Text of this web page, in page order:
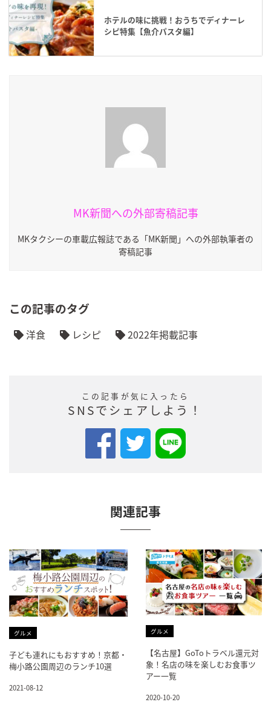
ホテルの味に挑戦！おうちでディナーレ
シピ特集【魚介パスタ編】
MK新聞への外部寄稿記事
MKタクシーの車載広報誌である「MK新聞」への外部執筆者の
寄稿記事
この記事のタグ
洋食 レシピ 2022年掲載記事
この記事が気に入ったら
SNSでシェアしよう！
関連記事
グルメ
子ども連れにもおすすめ！京都・
梅小路公園周辺のランチ10選
2021-08-12
グルメ
【名古屋】GoToトラベル還元対
象！名店の味を楽しむお食事ツ
アー一覧
2020-10-20